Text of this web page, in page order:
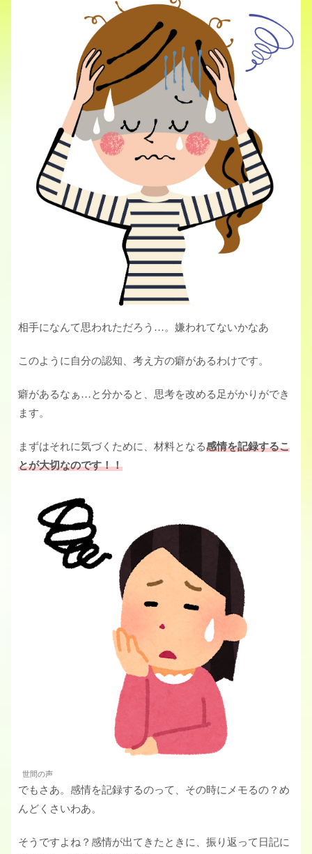
相手になんて思われただろう…。嫌われてないかなあ
このように自分の認知、考え方の癖があるわけです。
癖があるなぁ…と分かると、思考を改める足がかりができ
ます。
まずはそれに気づくために、材料となる感情を記録するこ
とが大切なのです！！
世間の声
でもさあ。感情を記録するのって、その時にメモるの？め
んどくさいわあ。
そうですよね？感情が出てきたときに、振り返って日記に